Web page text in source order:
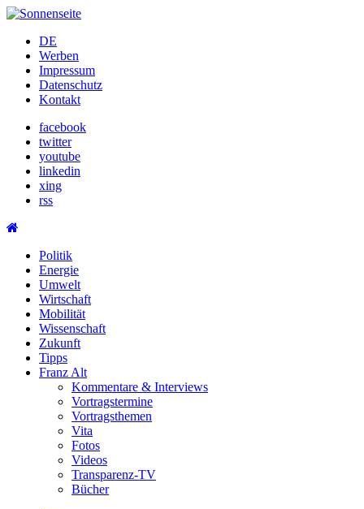
Skip
contentDE
Werben
Impressum
Datenschutz
Kontakt
facebook
twitter
youtube
linkedin
xing
rss
Politik
Energie
Umwelt
Wirtschaft
Mobilität
Wissenschaft
Zukunft
Tipps
Franz Alt
Kommentare & Interviews
Vortragstermine
Vortragsthemen
Vita
Fotos
Videos
Transparenz-TV
Bücher